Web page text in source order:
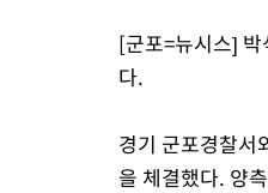
11시간 압수수색에
[속보]규제합리화위
[속보] 7월 중국 수출
[속보]'채상병 순직 책
[군포=뉴시스]
다.
경기 군포경찰서
을 체결했다. 양